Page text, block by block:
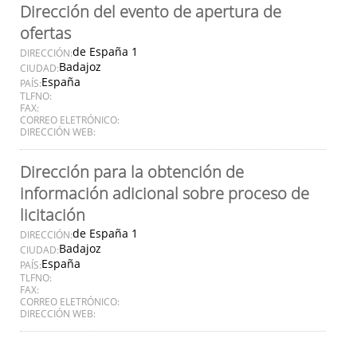
Dirección del evento de apertura de
ofertas
DIRECCIÓN:de España 1
CIUDAD:Badajoz
PAÍS:España
TLFNO:
FAX:
CORREO ELETRÓNICO:
DIRECCIÓN WEB:
Dirección para la obtención de
información adicional sobre proceso de
licitación
DIRECCIÓN:de España 1
CIUDAD:Badajoz
PAÍS:España
TLFNO:
FAX:
CORREO ELETRÓNICO:
DIRECCIÓN WEB: